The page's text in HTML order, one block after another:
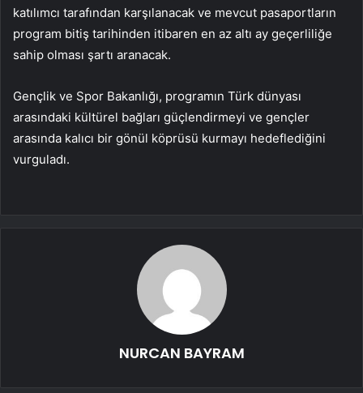
katılımcı tarafından karşılanacak ve mevcut pasaportların
program bitiş tarihinden itibaren en az altı ay geçerliliğe
sahip olması şartı aranacak.
Gençlik ve Spor Bakanlığı, programın Türk dünyası
arasındaki kültürel bağları güçlendirmeyi ve gençler
arasında kalıcı bir gönül köprüsü kurmayı hedeflediğini
vurguladı.
NURCAN BAYRAM